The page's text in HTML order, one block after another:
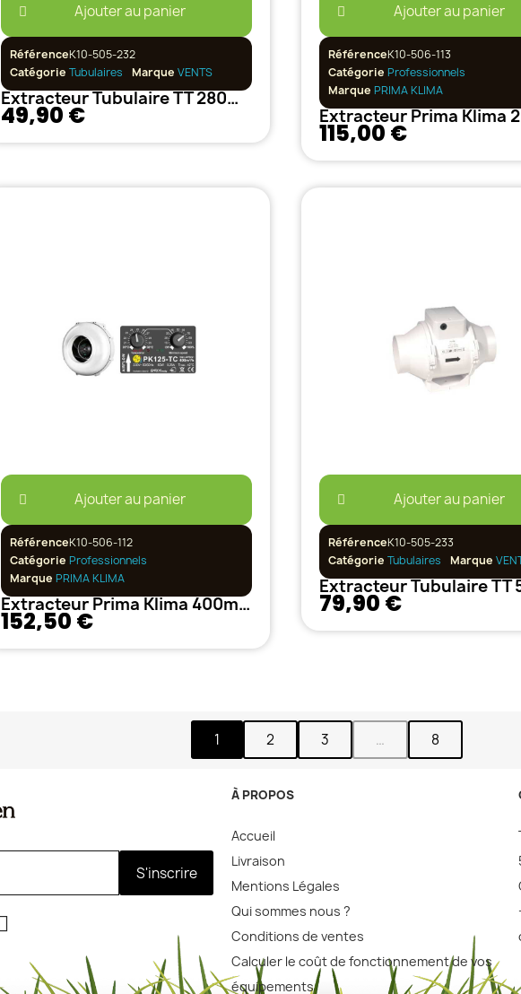
Ajouter au panier
RéférenceK10-505-232
Catégorie Tubulaires Marque VENTS
Extracteur Tubulaire TT 280m3/h 125mm 2 Vitesses
49,90 €
Ajouter au panier
RéférenceK10-506-113
CatégorieProfessionnels
Marque PRIMA KLIMA
115,00 €
Ajouter au panier
RéférenceK10-506-112
Catégorie Professionnels
Marque PRIMA KLIMA
Extracteur Prima Klima 400m3/h 125mm - Thermostat + variateur
152,50 €
Ajouter au panier
RéférenceK10-505-233
CatégorieTubulaires Marque
79,90 €
1 2 3 … 8
S'inscrire
À PROPOS
Accueil
Livraison
Mentions Légales
Qui sommes nous ?
Conditions de ventes
Calculer le coût de fonctionnement de vos
équipements